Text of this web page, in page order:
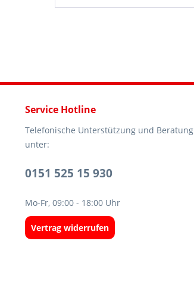
Service Hotline
Telefonische Unterstützung und Beratung
unter:
0151 525 15 930
Mo-Fr, 09:00 - 18:00 Uhr
Vertrag widerrufen